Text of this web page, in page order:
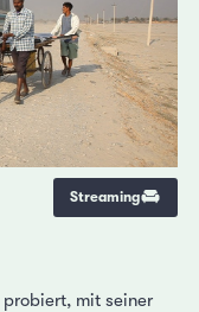
Streaming
mit seiner